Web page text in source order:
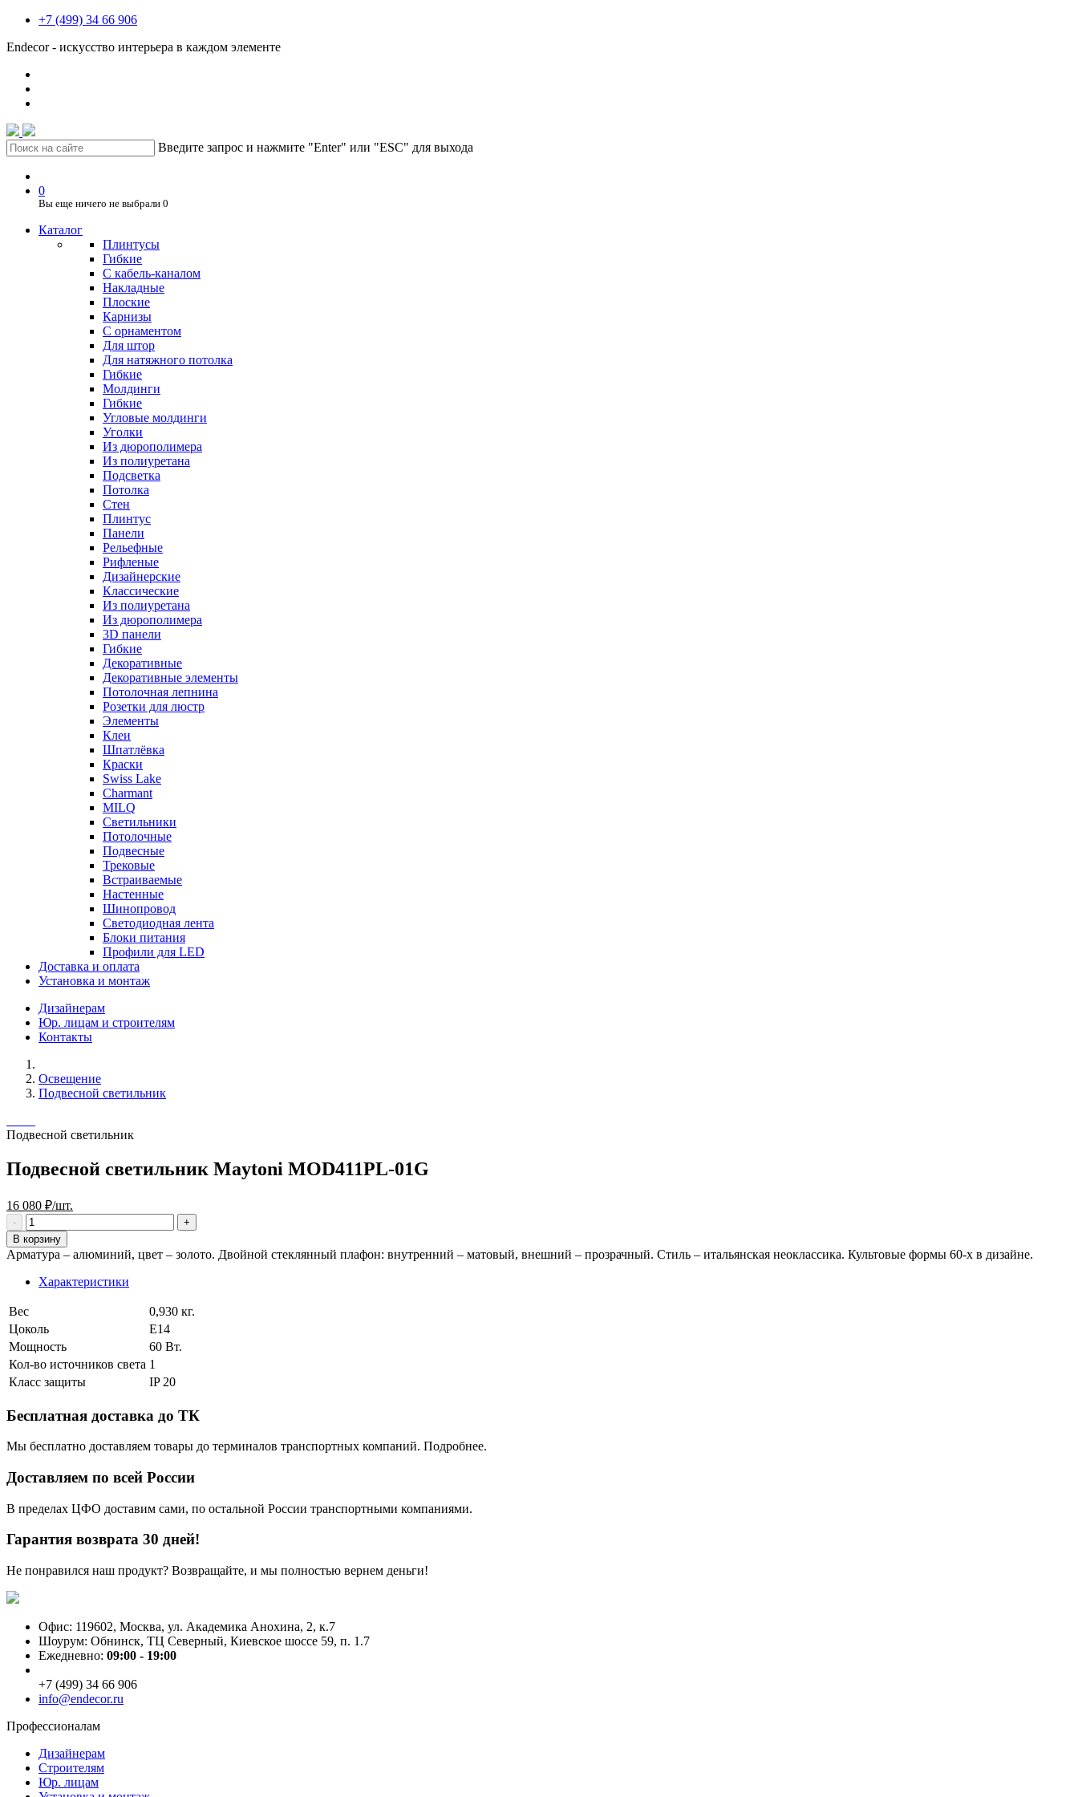
+7 (499) 34 66 906
Endecor - искусство интерьера в каждом элементе
Введите запрос и нажмите "Enter" или "ESC" для выхода
0
Вы еще ничего не выбрали 0
Каталог
Плинтусы
Гибкие
C кабель-каналом
Накладные
Плоские
Карнизы
С орнаментом
Для штор
Для натяжного потолка
Гибкие
Молдинги
Гибкие
Угловые молдинги
Уголки
Из дюрополимера
Из полиуретана
Подсветка
Потолка
Стен
Плинтус
Панели
Рельефные
Рифленые
Дизайнерские
Классические
Из полиуретана
Из дюрополимера
3D панели
Гибкие
Декоративные
Декоративные элементы
Потолочная лепнина
Розетки для люстр
Элементы
Клеи
Шпатлёвка
Краски
Swiss Lake
Charmant
MILQ
Светильники
Потолочные
Подвесные
Трековые
Встраиваемые
Настенные
Шинопровод
Светодиодная лента
Блоки питания
Профили для LED
Доставка и оплата
Установка и монтаж
Дизайнерам
Юр. лицам и строителям
Контакты
Освещение
Подвесной светильник
Подвесной светильник
Подвесной светильник Maytoni MOD411PL-01G
16 080 ₽/шт.
В корзину
Арматура – алюминий, цвет – золото. Двойной стеклянный плафон: внутренний – матовый, внешний – прозрачный. Стиль – итальянская неоклассика. Культовые формы 60-х в дизайне.
Характеристики
Вес
0,930 кг.
Цоколь
E14
Мощность
60 Вт.
Кол-во источников света 1
Класс защиты
IP 20
Бесплатная доставка до ТК
Мы бесплатно доставляем товары до терминалов транспортных компаний. Подробнее.
Доставляем по всей России
В пределах ЦФО доставим сами, по остальной России транспортными компаниями.
Гарантия возврата 30 дней!
Не понравился наш продукт? Возвращайте, и мы полностью вернем деньги!
Офис: 119602, Москва, ул. Академика Анохина, 2, к.7
Шоурум: Обнинск, ТЦ Северный, Киевское шоссе 59, п. 1.7
Ежедневно: 09:00 - 19:00
+7 (499) 34 66 906
info@endecor.ru
Профессионалам
Дизайнерам
Строителям
Юр. лицам